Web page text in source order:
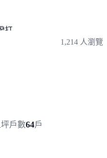
1,214 人瀏覽
坪戶數64戶